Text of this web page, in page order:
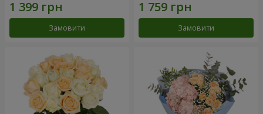
Замовити Замовити